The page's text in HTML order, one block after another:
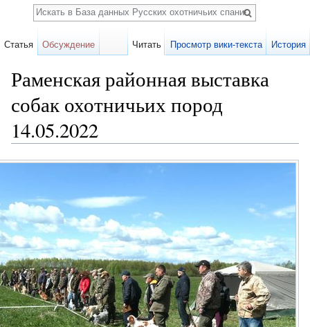
Раменская районная выставка
собак охотничьих пород
14.05.2022
Статья Обсуждение Читать Просмотр вики-текста История
Поиск